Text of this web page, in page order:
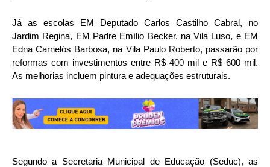
Já as escolas EM Deputado Carlos Castilho Cabral, no
Jardim Regina, EM Padre Emílio Becker, na Vila Luso, e EM
Edna Carnelós Barbosa, na Vila Paulo Roberto, passarão por
reformas com investimentos entre R$ 400 mil e R$ 600 mil.
As melhorias incluem pintura e adequações estruturais.
Segundo a Secretaria Municipal de Educação (Seduc), as